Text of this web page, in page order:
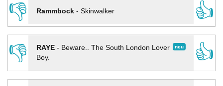
👎
Rammbock- Skinwalker
👍
👎
neu
RAYE- Beware.. The South London Lover
Boy.
👍